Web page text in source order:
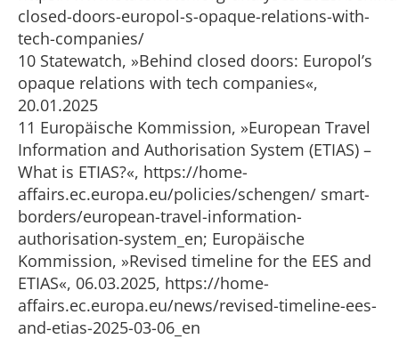
closed-doors-europol-s-opaque-relations-with-
tech-companies/
10 Statewatch, »Behind closed doors: Europol’s
opaque relations with tech companies«,
20.01.2025
11 Europäische Kommission, »European Travel
Information and Authorisation System (ETIAS) –
What is ETIAS?«, https://home-
affairs.ec.europa.eu/policies/schengen/ smart-
borders/european-travel-information-
authorisation-system_en; Europäische
Kommission, »Revised timeline for the EES and
ETIAS«, 06.03.2025, https://home-
affairs.ec.europa.eu/news/revised-timeline-ees-
and-etias-2025-03-06_en